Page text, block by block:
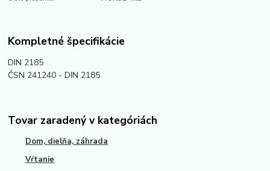
Kompletné špecifikácie
DIN 2185
ČSN 241240 - DIN 2185
Tovar zaradený v kategóriách
Dom, dielňa, záhrada
Vŕtanie